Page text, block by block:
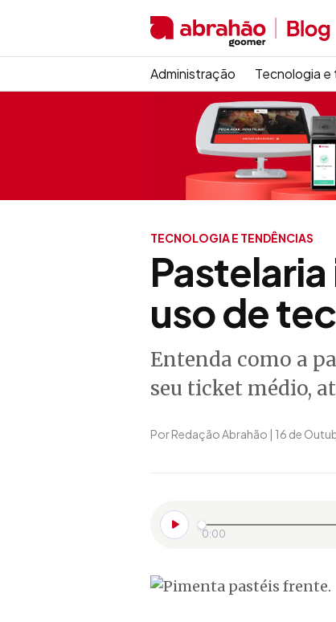
Administração Tecnologia
TECNOLOGIA E TENDÊNCIAS
uso de
Entenda como a
seu ticket médio,
Por Redação Abrahão | 16 de
0:00